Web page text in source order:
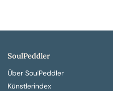
SoulPeddler
Über SoulPeddler
Künstlerindex